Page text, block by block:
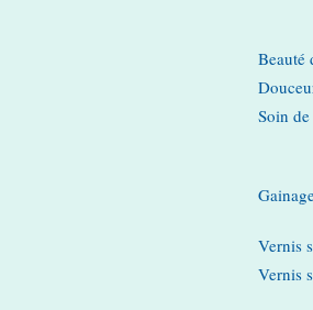
Beauté
Soin
Vernis
Vernis